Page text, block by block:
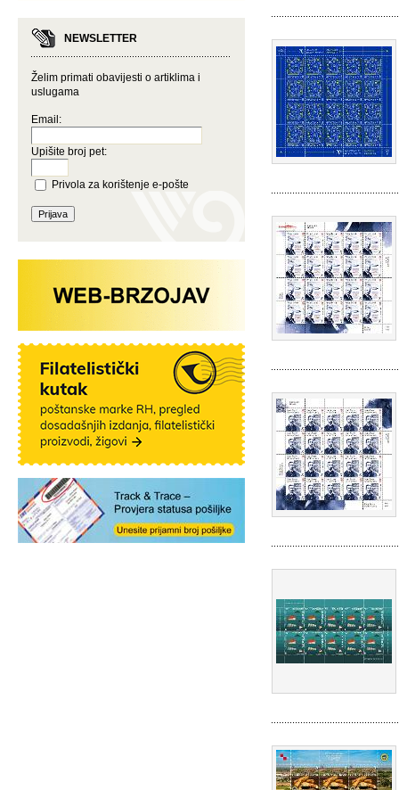
NEWSLETTER
Želim primati obavijesti o artiklima i
uslugama
Email:
Upišite broj pet:
Privola za korištenje e-pošte